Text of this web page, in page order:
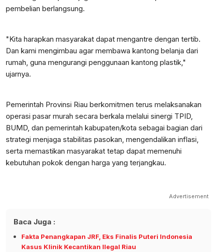
pembelian berlangsung.
"Kita harapkan masyarakat dapat mengantre dengan tertib.
Dan kami mengimbau agar membawa kantong belanja dari
rumah, guna mengurangi penggunaan kantong plastik,"
ujarnya.
Pemerintah Provinsi Riau berkomitmen terus melaksanakan
operasi pasar murah secara berkala melalui sinergi TPID,
BUMD, dan pemerintah kabupaten/kota sebagai bagian dari
strategi menjaga stabilitas pasokan, mengendalikan inflasi,
serta memastikan masyarakat tetap dapat memenuhi
kebutuhan pokok dengan harga yang terjangkau.
Advertisement
Baca Juga :
Fakta Penangkapan JRF, Eks Finalis Puteri Indonesia
Kasus Klinik Kecantikan Ilegal Riau